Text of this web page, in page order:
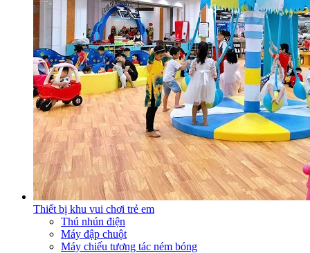
Thiết bị khu vui chơi trẻ em
Thú nhún điện
Máy đập chuột
Máy chiếu tương tác ném bóng